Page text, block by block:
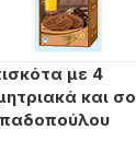
με 4
και